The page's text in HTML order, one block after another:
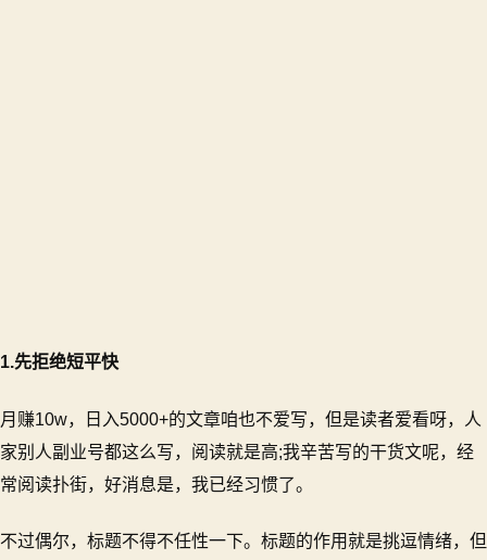
1.先拒绝短平快
月赚10w，日入5000+的文章咱也不爱写，但是读者爱看呀，人
家别人副业号都这么写，阅读就是高;我辛苦写的干货文呢，经
常阅读扑街，好消息是，我已经习惯了。
不过偶尔，标题不得不任性一下。标题的作用就是挑逗情绪，但